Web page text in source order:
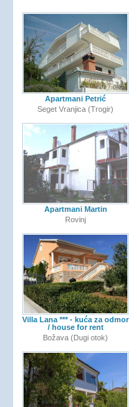
Apartmani Petrić
Seget Vranjica (Trogir)
Apartmani Martin
Rovinj
Villa Lana *** - kuća za odmor
/ house for rent
Božava (Dugi otok)